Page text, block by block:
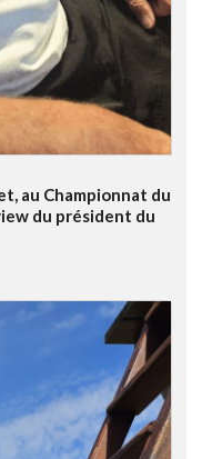
au Championnat du
du président du